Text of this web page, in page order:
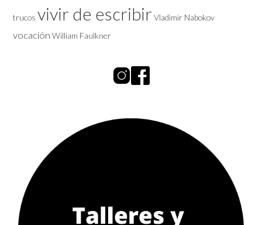
trucos vivir de escribirVladimir Nabokov
vocación William Faulkner